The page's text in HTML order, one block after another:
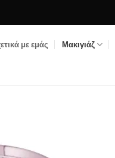
με εμάς Μακιγιάζ